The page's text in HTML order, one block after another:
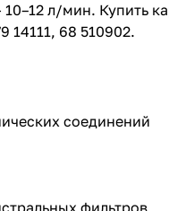
л/мин. Купить
14111, 68 510902.
соединений